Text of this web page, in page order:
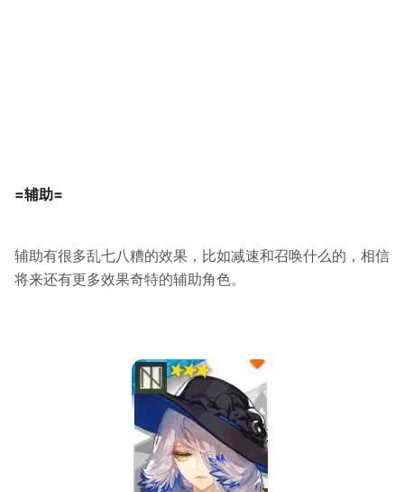
=辅助=
辅助有很多乱七八糟的效果，比如减速和召唤什么的，相信
将来还有更多效果奇特的辅助角色。